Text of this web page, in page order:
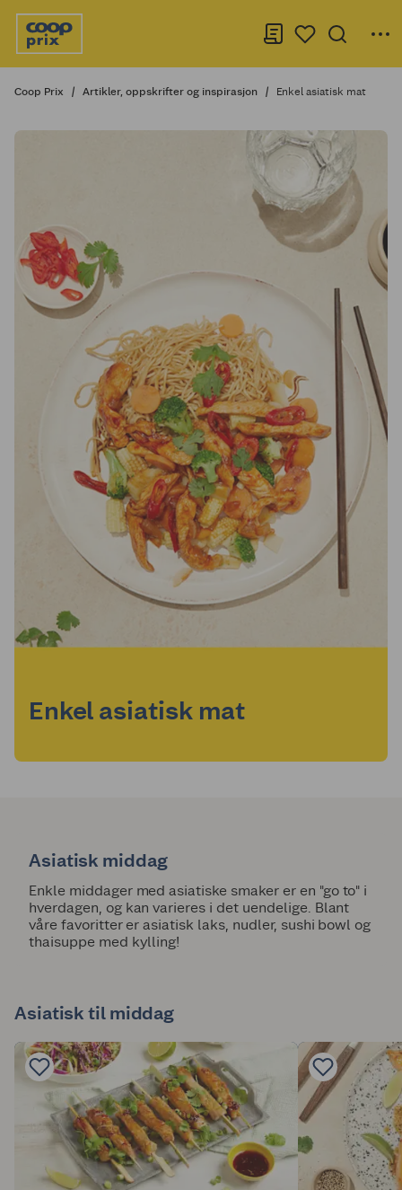
Coop Prix Artikler, oppskrifter og inspirasjon Enkel asiatisk mat
Enkel asiatisk mat
Asiatisk middag
Enkle middager med asiatiske smaker er en "go to" i
hverdagen, og kan varieres i det uendelige. Blant
våre favoritter er asiatisk laks, nudler, sushi bowl og
thaisuppe med kylling!
Asiatisk til middag